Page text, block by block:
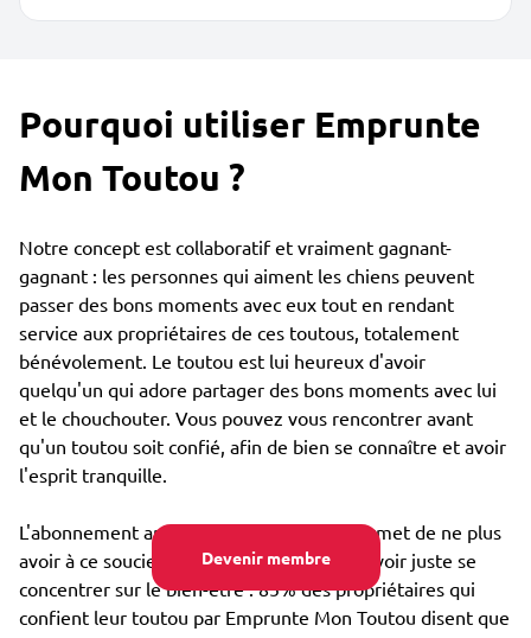
Devenir membre
Pourquoi utiliser Emprunte
Mon Toutou ?
Notre concept est collaboratif et vraiment gagnant-
gagnant : les personnes qui aiment les chiens peuvent
passer des bons moments avec eux tout en rendant
service aux propriétaires de ces toutous, totalement
bénévolement. Le toutou est lui heureux d'avoir
quelqu'un qui adore partager des bons moments avec lui
et le chouchouter. Vous pouvez vous rencontrer avant
qu'un toutou soit confié, afin de bien se connaître et avoir
l'esprit tranquille.
L'abonnement annuel très bon marché permet de ne plus
avoir à ce soucier du coût de garde, et pouvoir juste se
concentrer sur le bien-être : 85% des propriétaires qui
confient leur toutou par Emprunte Mon Toutou disent que